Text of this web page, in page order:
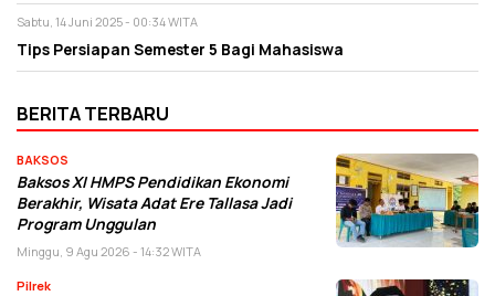
Sabtu, 14 Juni 2025 - 00:34 WITA
Tips Persiapan Semester 5 Bagi Mahasiswa
BERITA TERBARU
BAKSOS
Baksos XI HMPS Pendidikan Ekonomi
Berakhir, Wisata Adat Ere Tallasa Jadi
Program Unggulan
Minggu, 9 Agu 2026 - 14:32 WITA
Pilrek